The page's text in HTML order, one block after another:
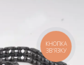
КНОПКА
ЗВ'ЯЗКУ